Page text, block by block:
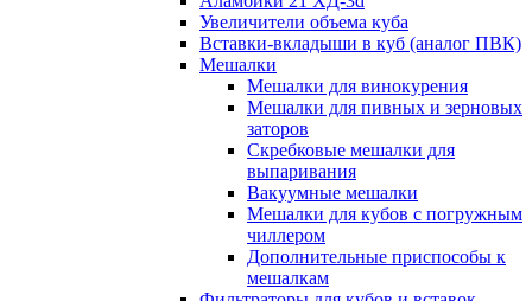
Увеличители объема куба
Вставки-вкладыши в куб (аналог ПВК)
Мешалки
Мешалки для винокурения
Мешалки для пивных и зерновых
заторов
Скребковые мешалки для
выпаривания
Вакуумные мешалки
Мешалки для кубов с погружным
чиллером
Дополнительные приспособы к
мешалкам